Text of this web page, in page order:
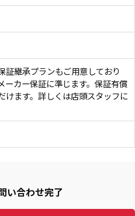
証継承プランもご用意しており
ーカー保証に準じます。保証有償
けます。詳しくは店頭スタッフに
い合わせ完了